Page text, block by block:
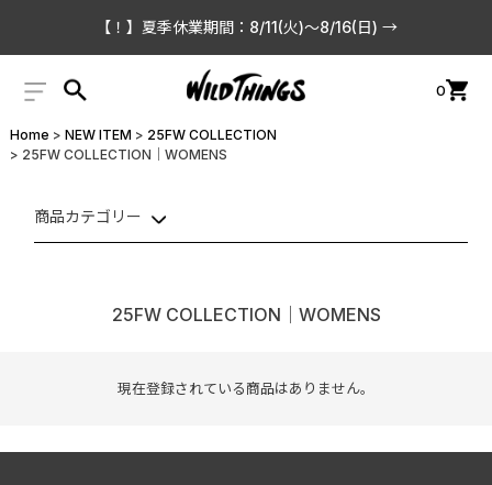
【！】夏季休業期間：8/11(火)〜8/16(日) →
0
Home NEW ITEM
25FW COLLECTION
25FW COLLECTION│WOMENS
商品カテゴリー
25FW COLLECTION│WOMENS
現在登録されている商品はありません。